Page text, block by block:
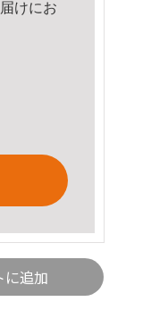
けにお
に追加